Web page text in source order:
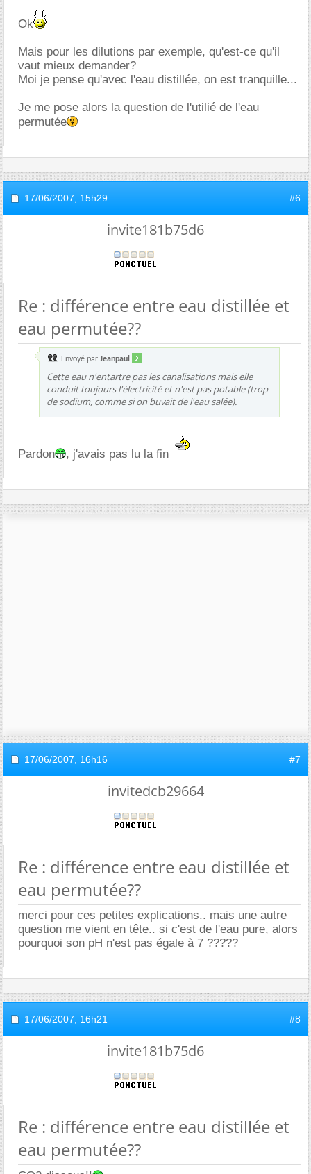
Ok
Mais pour les dilutions par exemple, qu'est-ce qu'il
vaut mieux demander?
Moi je pense qu'avec l'eau distillée, on est tranquille...
Je me pose alors la question de l'utilié de l'eau
permutée
17/06/2007, 15h29 #6
invite181b75d6
Re : différence entre eau distillée et
eau permutée??
Envoyé par Jeanpaul
Cette eau n'entartre pas les canalisations mais elle
conduit toujours l'électricité et n'est pas potable (trop
de sodium, comme si on buvait de l'eau salée).
Pardon , j'avais pas lu la fin
17/06/2007, 16h16 #7
invitedcb29664
Re : différence entre eau distillée et
eau permutée??
merci pour ces petites explications.. mais une autre
question me vient en tête.. si c'est de l'eau pure, alors
pourquoi son pH n'est pas égale à 7 ?????
17/06/2007, 16h21 #8
invite181b75d6
Re : différence entre eau distillée et
eau permutée??